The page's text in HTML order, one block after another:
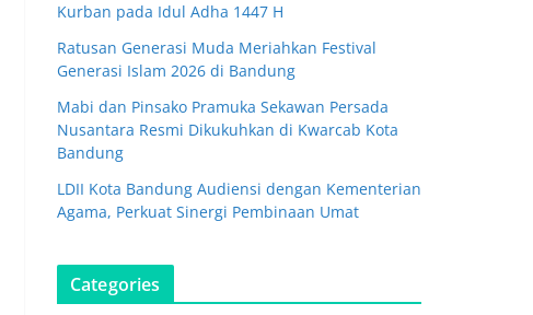
Kurban pada Idul Adha 1447 H
Ratusan Generasi Muda Meriahkan Festival
Generasi Islam 2026 di Bandung
Mabi dan Pinsako Pramuka Sekawan Persada
Nusantara Resmi Dikukuhkan di Kwarcab Kota
Bandung
LDII Kota Bandung Audiensi dengan Kementerian
Agama, Perkuat Sinergi Pembinaan Umat
Categories